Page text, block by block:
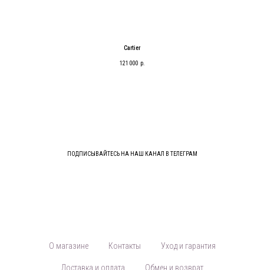
Cartier
121 000 р.
ПОДПИСЫВАЙТЕСЬ НА НАШ КАНАЛ В ТЕЛЕГРАМ
О магазине Контакты Уход и гарантия
Доставка и оплата Обмен и возврат